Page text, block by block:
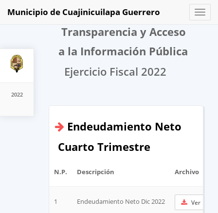
2022
Toggle
Municipio de Cuajinicuilapa Guerrero
Transparencia y Acceso
a la Información Pública
Ejercicio Fiscal 2022
Endeudamiento Neto
Cuarto Trimestre
N.P. Descripción Archivo
1 Endeudamiento Neto Dic 2022 Ver